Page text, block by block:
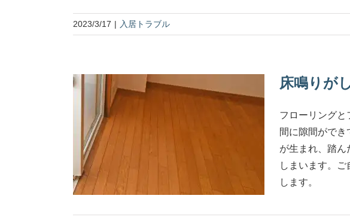
2023/3/17 | 入居トラブル
床鳴りが
フローリングと
間に隙間がで
が生まれ、踏ん
しまいます。
します。